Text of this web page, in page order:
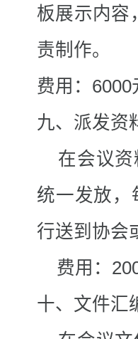
板展示内容
责制作。
费用：6000
九、派发资
在会议资
统一发放，
行送到协会
费用：
十、文件汇